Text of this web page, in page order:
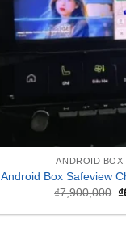
ANDROID BOX
Android Box Safeview
₫7,900,000 ₫